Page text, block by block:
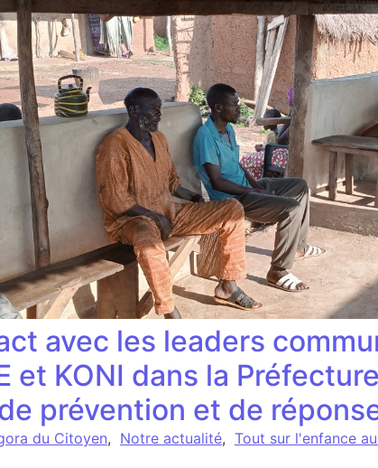
avec les leaders
et KONI dans la
prévention et de
du Citoyen, Notre actualité, Tout sur l'enfance